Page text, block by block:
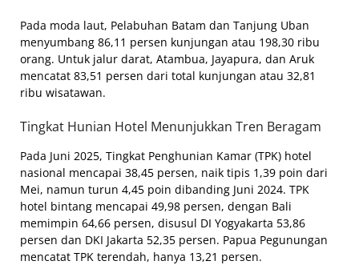
Pada moda laut, Pelabuhan Batam dan Tanjung Uban
menyumbang 86,11 persen kunjungan atau 198,30 ribu
orang. Untuk jalur darat, Atambua, Jayapura, dan Aruk
mencatat 83,51 persen dari total kunjungan atau 32,81
ribu wisatawan.
Tingkat Hunian Hotel Menunjukkan Tren Beragam
Pada Juni 2025, Tingkat Penghunian Kamar (TPK) hotel
nasional mencapai 38,45 persen, naik tipis 1,39 poin dari
Mei, namun turun 4,45 poin dibanding Juni 2024. TPK
hotel bintang mencapai 49,98 persen, dengan Bali
memimpin 64,66 persen, disusul DI Yogyakarta 53,86
persen dan DKI Jakarta 52,35 persen. Papua Pegunungan
mencatat TPK terendah, hanya 13,21 persen.